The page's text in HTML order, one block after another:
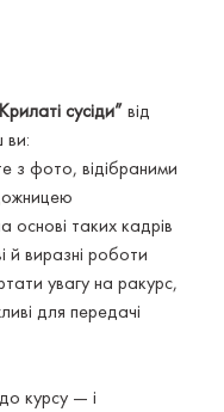
сусіди” від
ви:
з фото, відібраними
основі таких кадрів
й виразні роботи
увагу на ракурс,
для передачі
курсу — і